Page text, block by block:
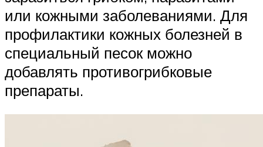
или кожными заболеваниями. Для
профилактики кожных болезней в
специальный песок можно
добавлять противогрибковые
препараты.